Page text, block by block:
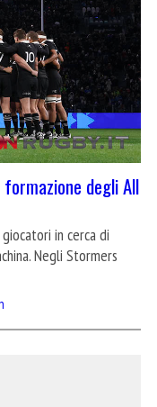
formazione degli All
in cerca di
Negli Stormers